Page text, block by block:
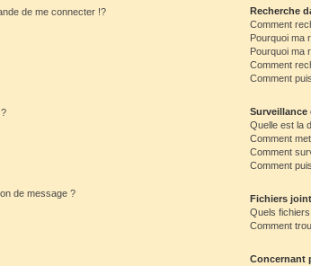
de me connecter !?
de message ?
Recherche
Comment
Pourquoi ma
Pourquoi ma
Comment
Comment
Surveillance
Quelle est la
Comment
Comment
Comment
Fichiers
Quels
Comment
Concernant